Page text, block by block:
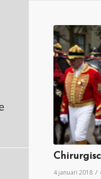
4 januari 2018 /